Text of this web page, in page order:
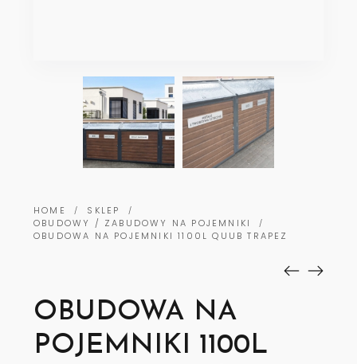
HOME / SKLEP /
OBUDOWY / ZABUDOWY NA POJEMNIKI /
OBUDOWA NA POJEMNIKI 1100L QUUB TRAPEZ
OBUDOWA NA
POJEMNIKI 1100L